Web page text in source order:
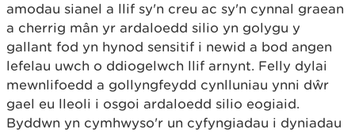
amodau sianel a llif sy'n creu ac sy'n cynnal graean
a cherrig mân yr ardaloedd silio yn golygu y
gallant fod yn hynod sensitif i newid a bod angen
lefelau uwch o ddiogelwch llif arnynt. Felly dylai
mewnlifoedd a gollyngfeydd cynlluniau ynni dŵr
gael eu lleoli i osgoi ardaloedd silio eogiaid.
Byddwn yn cymhwyso'r un cyfyngiadau i dyniadau